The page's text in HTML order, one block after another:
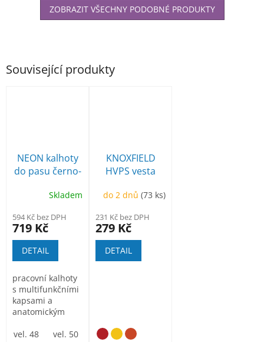
Související produkty
NEON kalhoty
do pasu černo-
Skladem
594 Kč bez DPH
719 Kč
DETAIL
pracovní kalhoty
s multifunkčními
kapsami a
anatomickým
propracovaná...
vel. 48 vel. 50 vel. 52 vel. 54
KNOXFIELD
HVPS vesta
do 2 dnů(73 ks)
231 Kč bez DPH
279 Kč
DETAIL
ZOBRAZIT VŠECHNY PODOBNÉ PRODUKTY